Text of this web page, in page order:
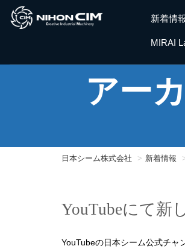
新着情
MIRAI
アー
日本シーム株式会社 新着情報
YouTubeにて新
YouTubeの日本シーム公式チャ